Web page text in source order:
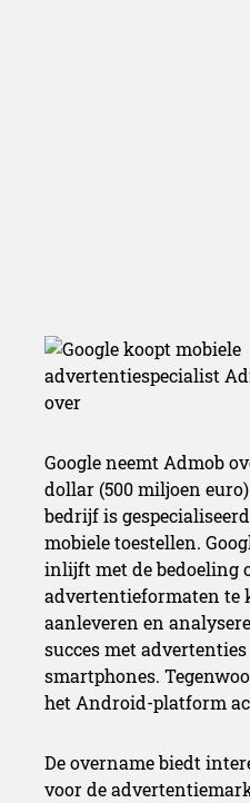
Google neemt Admob
dollar (500 miljoen
bedrijf is
mobiele toestellen.
inlijft met de bedoeling
advertentieformaten te
aanleveren en
succes met
smartphones.
het Android-platform
De overname biedt
voor de